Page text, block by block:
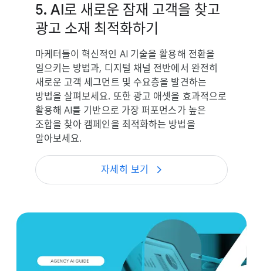
5. AI로 새로운 잠재 고객을 찾고
광고 소재 최적화하기
마케터들이 혁신적인 AI 기술을 활용해 전환을
일으키는 방법과, 디지털 채널 전반에서 완전히
새로운 고객 세그먼트 및 수요층을 발견하는
방법을 살펴보세요. 또한 광고 애셋을 효과적으로
활용해 AI를 기반으로 가장 퍼포먼스가 높은
조합을 찾아 캠페인을 최적화하는 방법을
알아보세요.
자세히 보기